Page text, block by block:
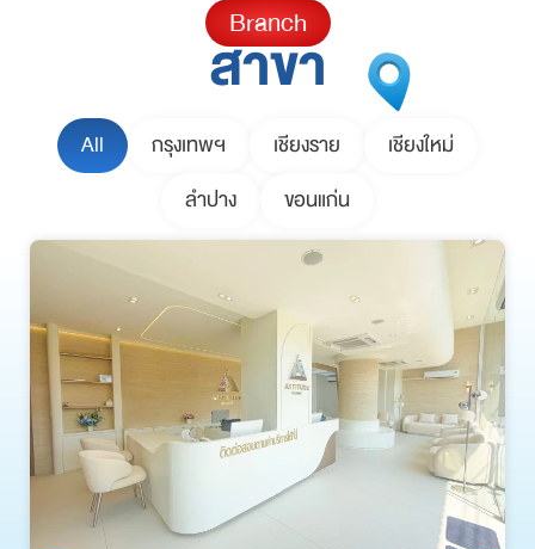
Branch
สาขา
All กรุงเทพฯ เชียงราย
เชียงใหม่
ลำปาง
ขอนแก่น